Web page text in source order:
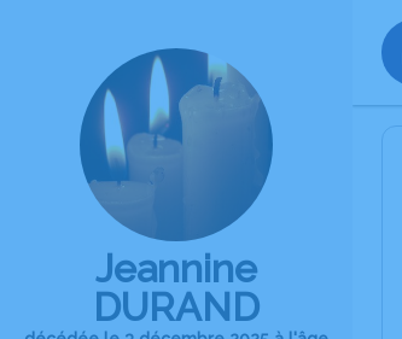
Jeannine
DURAND